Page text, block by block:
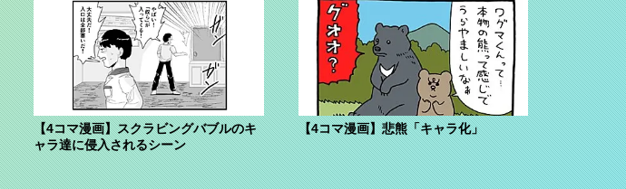
【4コマ漫画】スクラビングバブルのキ
ャラ達に侵入されるシーン
【4コマ漫画】悲熊「キャラ化」